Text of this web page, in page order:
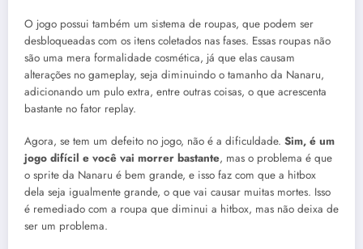
O jogo possui também um sistema de roupas, que podem ser
desbloqueadas com os itens coletados nas fases. Essas roupas não
são uma mera formalidade cosmética, já que elas causam
alterações no gameplay, seja diminuindo o tamanho da Nanaru,
adicionando um pulo extra, entre outras coisas, o que acrescenta
bastante no fator replay.
Agora, se tem um defeito no jogo, não é a dificuldade. Sim, é um
jogo difícil e você vai morrer bastante, mas o problema é que
o sprite da Nanaru é bem grande, e isso faz com que a hitbox
dela seja igualmente grande, o que vai causar muitas mortes. Isso
é remediado com a roupa que diminui a hitbox, mas não deixa de
ser um problema.